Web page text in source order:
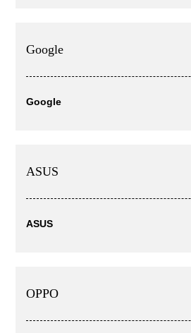
Google
Google
ASUS
ASUS
OPPO